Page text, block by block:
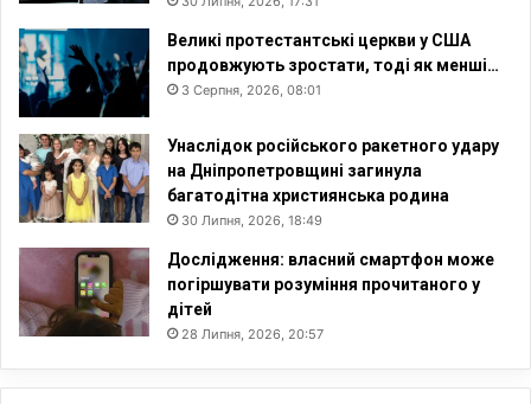
Великі протестантські церкви у США
продовжують зростати, тоді як менші…
3 Серпня, 2026, 08:01
Унаслідок російського ракетного удару
на Дніпропетровщині загинула
багатодітна християнська родина
30 Липня, 2026, 18:49
Дослідження: власний смартфон може
погіршувати розуміння прочитаного у
дітей
28 Липня, 2026, 20:57